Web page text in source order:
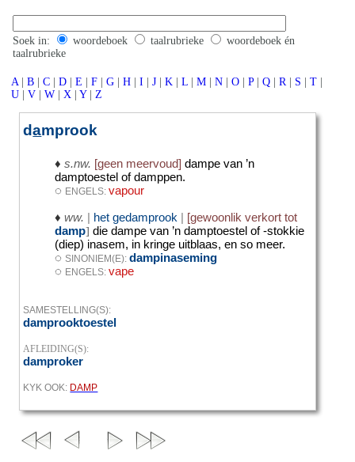
Soek in: woordeboek taalrubrieke
woordeboek én
taalrubrieke
A | B | C | D | E | F | G | H | I | J | K | L | M | N | O | P | Q | R | S | T |
U | V | W | X | Y | Z
damprook
♦s.nw. [geen meervoud] dampe van ’n
damptoestel of damppen.
◌ ENGELS:vapour
♦ww. het gedamprook
[gewoonlik verkort tot
damp] die dampe van ’n damptoestel of -stokkie
(diep) inasem, in kringe uitblaas, en so meer.
◌SINONIEM(E):dampinaseming
◌ ENGELS:vape
SAMESTELLING(S):
damprooktoestel
AFLEIDING(S):
damproker
KYK OOK: DAMP